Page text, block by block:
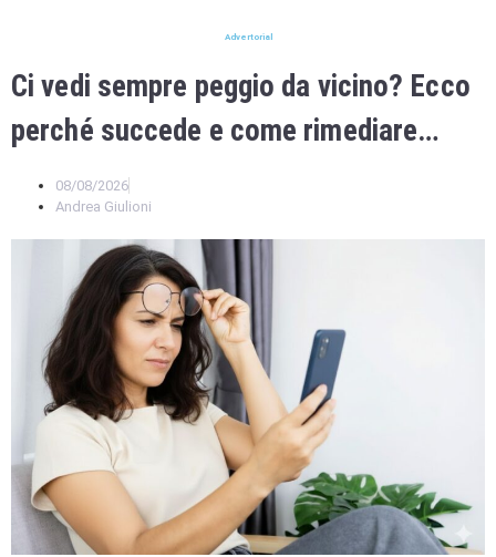
Advertorial
Ci vedi sempre peggio da vicino? Ecco
perché succede e come rimediare…
08/08/2026
Andrea Giulioni